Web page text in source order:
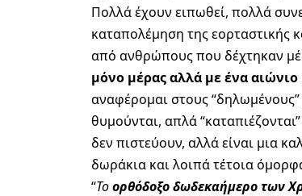
Πολλά έχουν ειπωθεί, πολλά
καταπολέμηση της εορταστικής
από ανθρώπους που δέχτηκαν
μόνο μέρας αλλά με ένα
αναφέρομαι στους
θυμούνται, απλά
δεν πιστεύουν, αλλά είναι μια
δωράκια και λοιπά τέτοια
“Τοορθόδοξο δωδεκαήμερο των